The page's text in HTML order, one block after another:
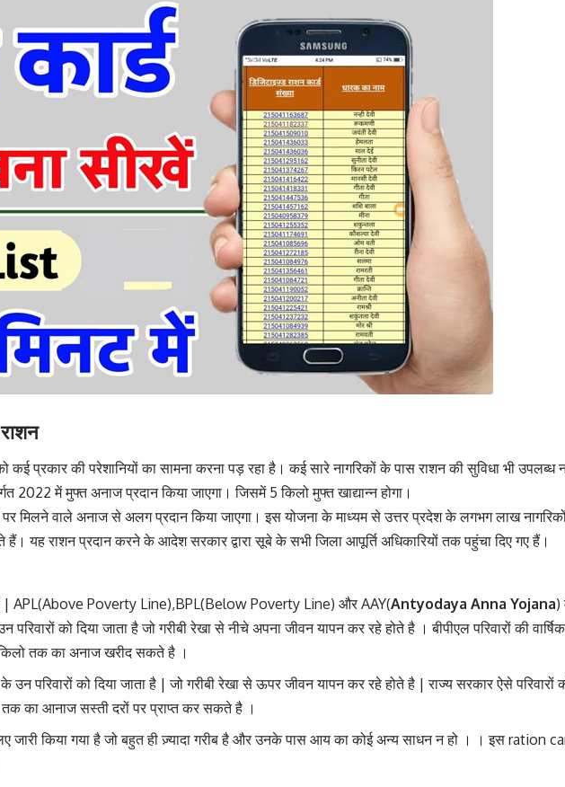
कई प्रकार की परेशानियों का सामना करना पड़ रहा है। कई सारे नागरिकों के पास राशन की सुविधा भी
2022 में मुफ्त अनाज प्रदान किया जाएगा। जिसमें 5 किलो मुफ्त खाद्यान्न होगा।
मिलने वाले अनाज से अलग प्रदान किया जाएगा। इस योजना के माध्यम से उत्तर प्रदेश के लगभग लाख नागरिकों
यह राशन प्रदान करने के आदेश सरकार द्वारा सूबे के सभी जिला आपूर्ति अधिकारियों तक पहुंचा दिए गए हैं।
है | APL(Above Poverty Line),BPL(Below Poverty Line) और AAY(Antyodaya Anna Yojana)
को दिया जाता है जो गरीबी रेखा से नीचे अपना जीवन यापन कर रहे होते है । बीपीएल परिवारों की
तक का अनाज खरीद सकते है ।
उन परिवारों को दिया जाता है | जो गरीबी रेखा से ऊपर जीवन यापन कर रहे होते है | राज्य सरकार ऐसे
का आनाज सस्ती दरों पर प्राप्त कर सकते है ।
जारी किया गया है जो बहुत ही ज़्यादा गरीब है और उनके पास आय का कोई अन्य साधन न हो । । इस ration